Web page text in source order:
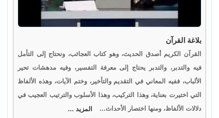
بلاغة القرآن
القرآن الكريم أصدق الحديث، وهو كتاب العجائب، ونحتاج إلى التأمل
فيه والتدبر، والتدبر يحتاج إلى معرفة التفسير، وفيه مدهشات تحير
الألباب، ففيه المعاني في التقديم والتأخير، وختم الآيات، وهذه الألفاظ
التي اختيرت بعناية، وهذا التركيب، وهذا الأسلوب والترتيب العجيب في
دلالات الألفاظ، ومنها اختصار الأحداث...
المزيد ...